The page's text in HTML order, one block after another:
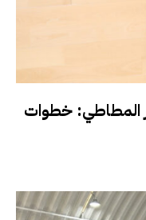
المطاطي: خطوات